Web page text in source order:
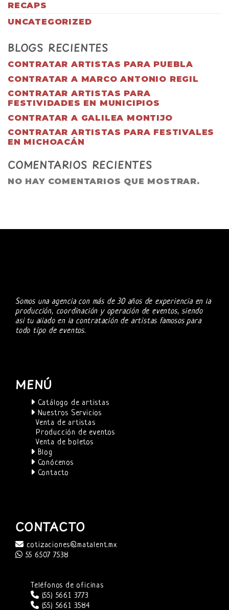
RECAPS
UNCATEGORIZED
BLOGS RECIENTES
CONTRATAR ARTISTAS PARA PUEBLA
CONTRATAR A MARCO ANTONIO REGIL
CONTRATAR ARTISTAS PARA
FESTIVIDADES EN MUNICIPIOS
CONTRATAR A GALILEA MONTIJO
CONTRATAR ARTISTAS PARA FESTIVALES
EN MICHOACÁN
COMENTARIOS RECIENTES
NO HAY COMENTARIOS QUE MOSTRAR.
Somos una agencia con más de 30 años de experiencia en la
producción, coordinación y operación de eventos, siendo
asi tu aliado en la contratación de artistas famosos para
todo tipo de eventos.
MENÚ
Catálogo de artistas
Nuestros Servicios
Venta de artistas
Producción de eventos
Venta de boletos
Blog
Conócenos
Contacto
CONTACTO
cotizaciones@matalent.mx
55 6507 7538
Teléfonos de oficinas
(55) 5661 3773
(55) 5661 3584